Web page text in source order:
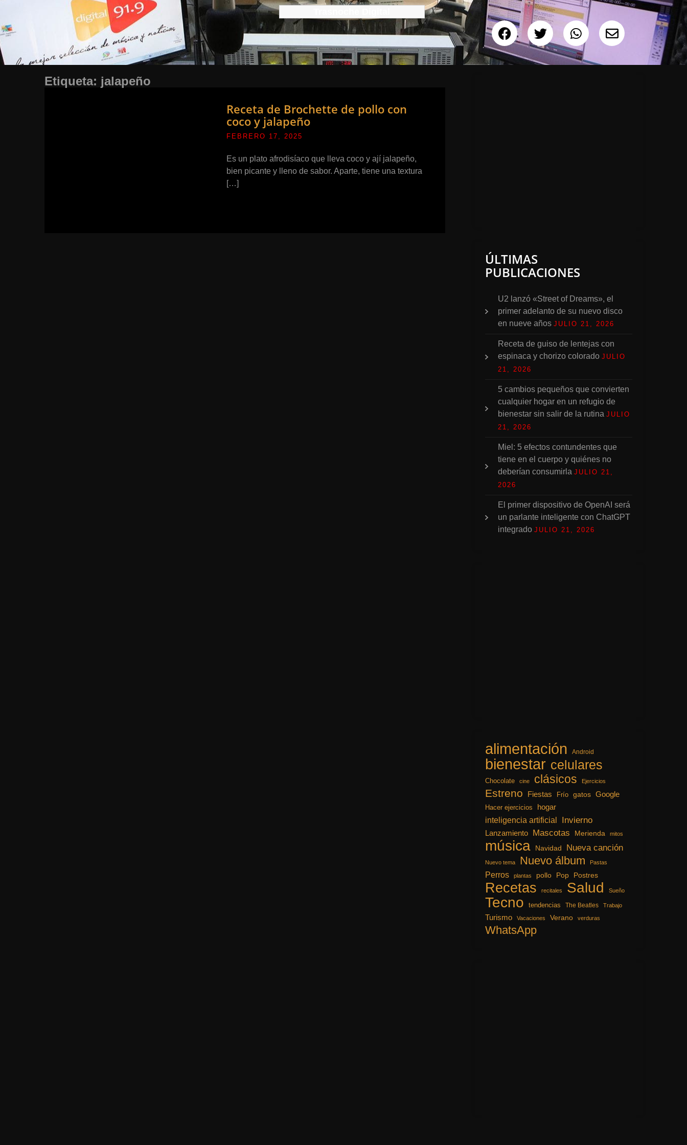
Etiqueta: jalapeño
Receta de Brochette de pollo con
coco y jalapeño
FEBRERO 17, 2025
Es un plato afrodisíaco que lleva coco y ají jalapeño,
bien picante y lleno de sabor. Aparte, tiene una textura
[…]
ÚLTIMAS
PUBLICACIONES
U2 lanzó «Street of Dreams», el
primer adelanto de su nuevo disco
en nueve años JULIO 21, 2026
Receta de guiso de lentejas con
espinaca y chorizo colorado JULIO
21, 2026
5 cambios pequeños que convierten
cualquier hogar en un refugio de
bienestar sin salir de la rutina JULIO
21, 2026
Miel: 5 efectos contundentes que
tiene en el cuerpo y quiénes no
deberían consumirla JULIO 21,
2026
El primer dispositivo de OpenAI será
un parlante inteligente con ChatGPT
integrado JULIO 21, 2026
alimentación Android
bienestar celulares
Chocolate cine clásicos Ejercicios
Estreno Fiestas Frío gatos Google
Hacer ejercicios hogar
inteligencia artificial Invierno
Lanzamiento Mascotas Merienda mitos
música Navidad Nueva canción
Nuevo tema Nuevo álbum Pastas
Perros plantas pollo Pop Postres
Recetas recitales Salud Sueño
Tecno tendencias The Beatles Trabajo
Turismo Vacaciones Verano verduras
WhatsApp